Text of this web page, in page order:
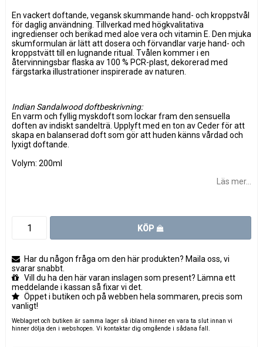
En vackert doftande, vegansk skummande hand- och kroppstvål
för daglig användning. Tillverkad med högkvalitativa
ingredienser och berikad med aloe vera och vitamin E. Den mjuka
skumformulan är lätt att dosera och förvandlar varje hand- och
kroppstvätt till en lugnande ritual. Tvålen kommer i en
återvinningsbar flaska av 100 % PCR-plast, dekorerad med
färgstarka illustrationer inspirerade av naturen.
Indian Sandalwood doftbeskrivning:
En varm och fyllig myskdoft som lockar fram den sensuella
doften av indiskt sandelträ. Upplyft med en ton av Ceder för att
skapa en balanserad doft som gör att huden känns vårdad och
lyxigt doftande.
Volym: 200ml
Läs mer...
KÖP
Har du någon fråga om den här produkten? Maila oss, vi
svarar snabbt.
Vill du ha den här varan inslagen som present? Lämna ett
meddelande i kassan så fixar vi det.
Öppet i butiken och på webben hela sommaren, precis som
vanligt!
Weblagret och butiken är samma lager så ibland hinner en vara ta slut innan vi
hinner dölja den i webshopen. Vi kontaktar dig omgående i sådana fall.